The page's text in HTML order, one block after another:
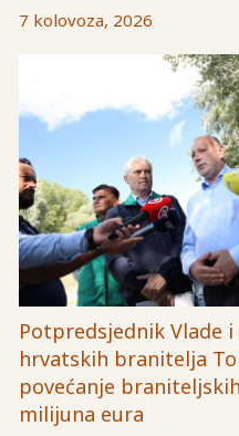
7 kolovoza, 2026
Potpredsjednik Vlade
hrvatskih branitelja
povećanje
milijuna eura